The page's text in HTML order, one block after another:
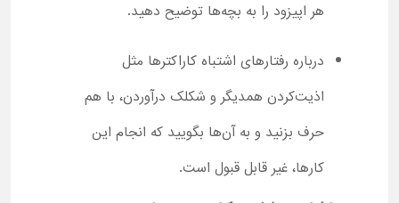
هر اپیزود را به بچه‌ها توضیح دهید.
درباره رفتارهای اشتباه کاراکترها مثل
اذیت‌کردن همدیگر و شکلک درآوردن، با هم
حرف بزنید و به آن‌ها بگویید که انجام این
کارها، غیر قابل قبول است.